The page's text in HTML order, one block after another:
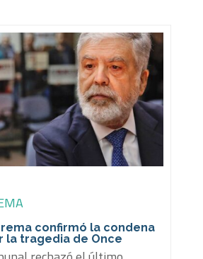
confirmó la condena
la tragedia de Once